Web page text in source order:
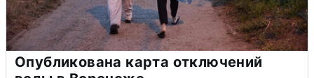
Опубликована карта отключений